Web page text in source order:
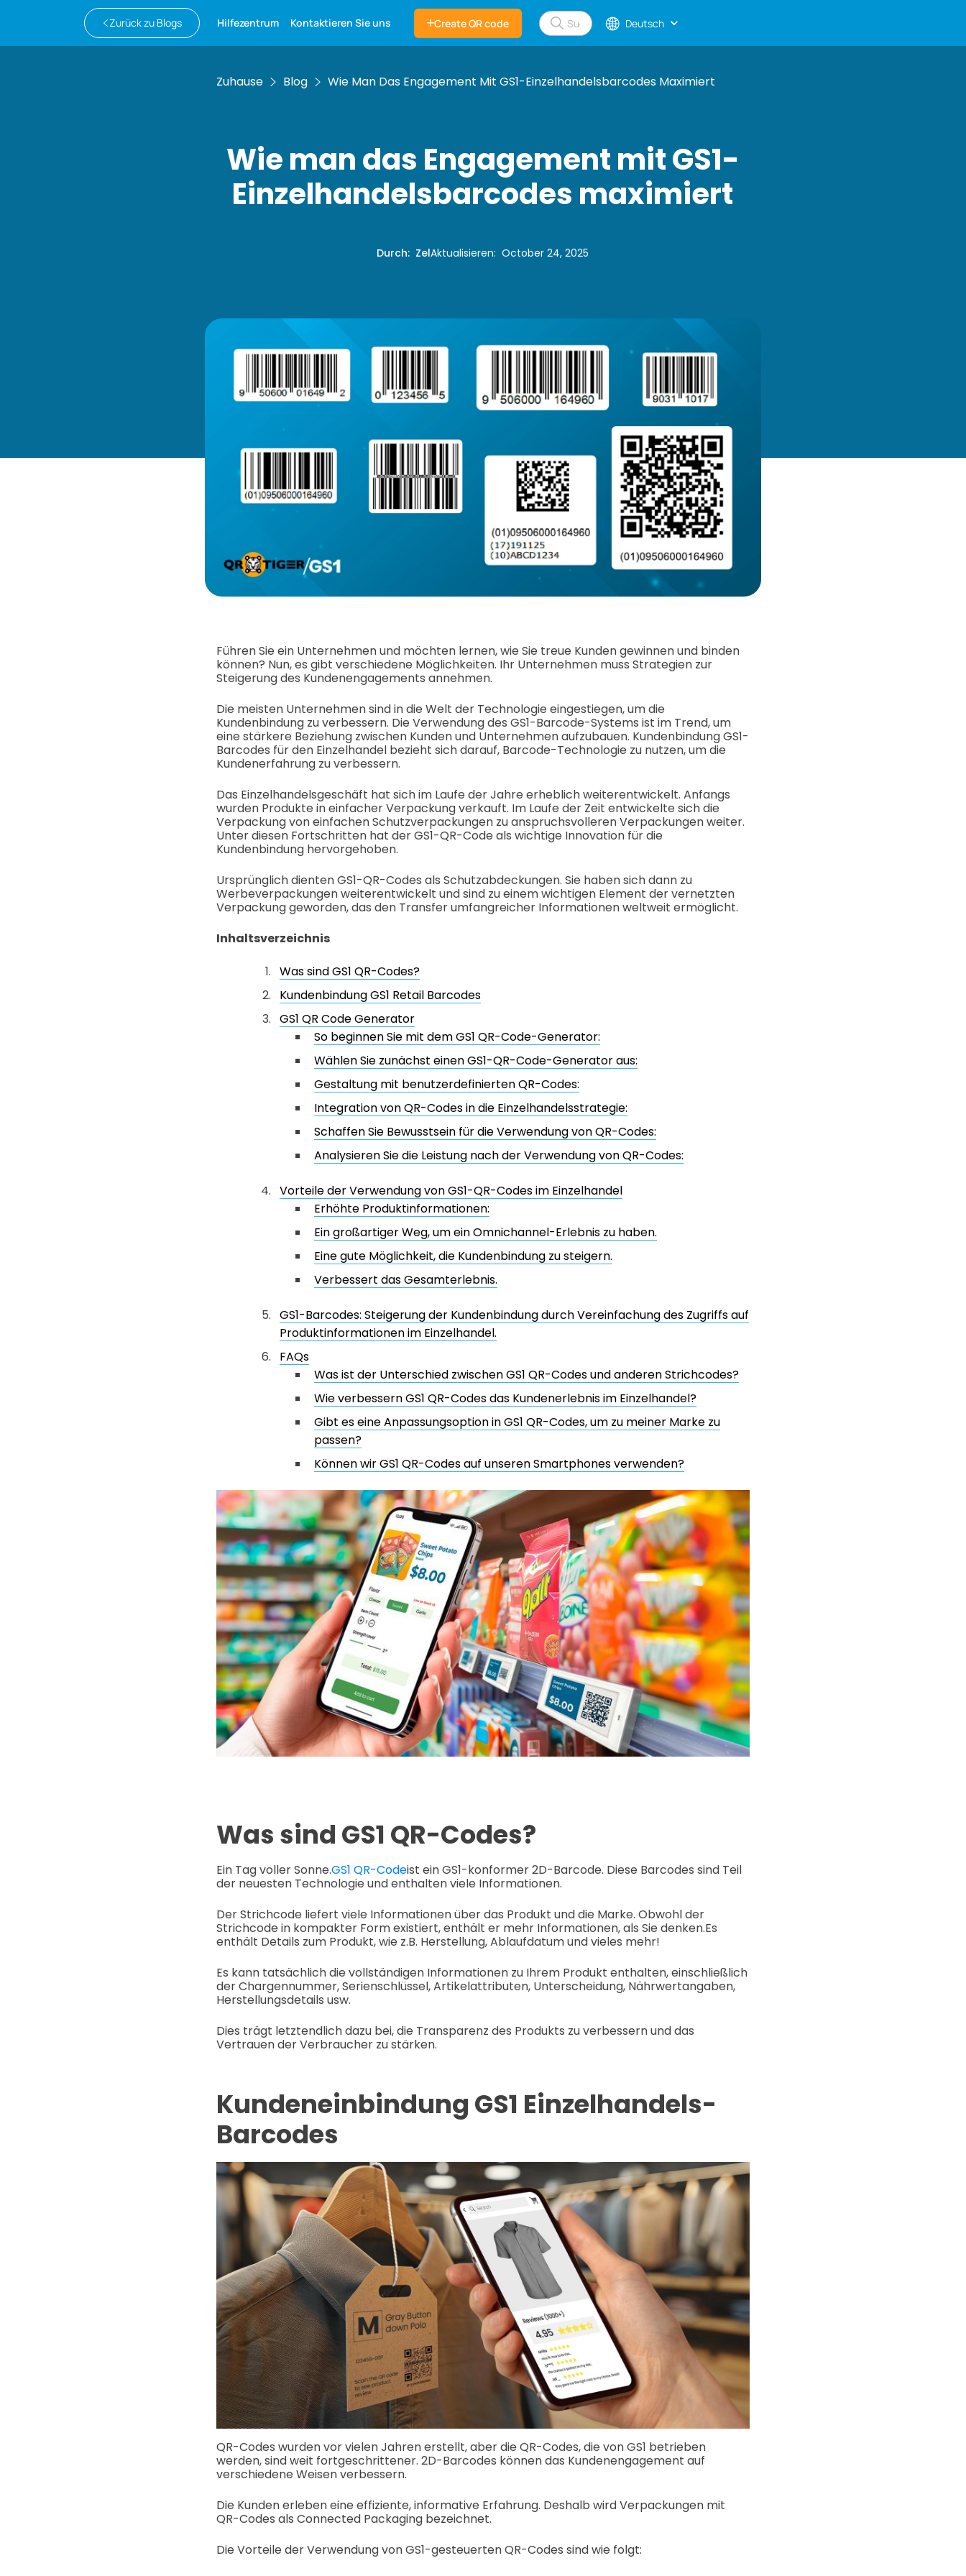
Zurück zu Blogs Hilfezentrum Kontaktieren Sie uns Create QR code Deutsch
Zuhause Blog Wie Man Das Engagement Mit GS1-Einzelhandelsbarcodes Maximiert
Wie man das Engagement mit GS1-
Einzelhandelsbarcodes maximiert
Durch: ZelAktualisieren:October 24, 2025
Führen Sie ein Unternehmen und möchten lernen, wie Sie treue Kunden gewinnen und binden
können? Nun, es gibt verschiedene Möglichkeiten. Ihr Unternehmen muss Strategien zur
Steigerung des Kundenengagements annehmen.
Die meisten Unternehmen sind in die Welt der Technologie eingestiegen, um die
Kundenbindung zu verbessern. Die Verwendung des GS1-Barcode-Systems ist im Trend, um
eine stärkere Beziehung zwischen Kunden und Unternehmen aufzubauen. Kundenbindung GS1-
Barcodes für den Einzelhandel bezieht sich darauf, Barcode-Technologie zu nutzen, um die
Kundenerfahrung zu verbessern.
Das Einzelhandelsgeschäft hat sich im Laufe der Jahre erheblich weiterentwickelt. Anfangs
wurden Produkte in einfacher Verpackung verkauft. Im Laufe der Zeit entwickelte sich die
Verpackung von einfachen Schutzverpackungen zu anspruchsvolleren Verpackungen weiter.
Unter diesen Fortschritten hat der GS1-QR-Code als wichtige Innovation für die
Kundenbindung hervorgehoben.
Ursprünglich dienten GS1-QR-Codes als Schutzabdeckungen. Sie haben sich dann zu
Werbeverpackungen weiterentwickelt und sind zu einem wichtigen Element der vernetzten
Verpackung geworden, das den Transfer umfangreicher Informationen weltweit ermöglicht.
Inhaltsverzeichnis
Was sind GS1 QR-Codes?
Kundenbindung GS1 Retail Barcodes
GS1 QR Code Generator
So beginnen Sie mit dem GS1 QR-Code-Generator:
Wählen Sie zunächst einen GS1-QR-Code-Generator aus:
Gestaltung mit benutzerdefinierten QR-Codes:
Integration von QR-Codes in die Einzelhandelsstrategie:
Schaffen Sie Bewusstsein für die Verwendung von QR-Codes:
Analysieren Sie die Leistung nach der Verwendung von QR-Codes:
Vorteile der Verwendung von GS1-QR-Codes im Einzelhandel
Erhöhte Produktinformationen:
Ein großartiger Weg, um ein Omnichannel-Erlebnis zu haben.
Eine gute Möglichkeit, die Kundenbindung zu steigern.
Verbessert das Gesamterlebnis.
GS1-Barcodes: Steigerung der Kundenbindung durch Vereinfachung des Zugriffs auf
Produktinformationen im Einzelhandel.
FAQs
Was ist der Unterschied zwischen GS1 QR-Codes und anderen Strichcodes?
Wie verbessern GS1 QR-Codes das Kundenerlebnis im Einzelhandel?
Gibt es eine Anpassungsoption in GS1 QR-Codes, um zu meiner Marke zu
passen?
Können wir GS1 QR-Codes auf unseren Smartphones verwenden?
Was sind GS1 QR-Codes?
Ein Tag voller Sonne.GS1 QR-Codeist ein GS1-konformer 2D-Barcode. Diese Barcodes sind Teil
der neuesten Technologie und enthalten viele Informationen.
Der Strichcode liefert viele Informationen über das Produkt und die Marke. Obwohl der
Strichcode in kompakter Form existiert, enthält er mehr Informationen, als Sie denken.Es
enthält Details zum Produkt, wie z.B. Herstellung, Ablaufdatum und vieles mehr!
Es kann tatsächlich die vollständigen Informationen zu Ihrem Produkt enthalten, einschließlich
der Chargennummer, Serienschlüssel, Artikelattributen, Unterscheidung, Nährwertangaben,
Herstellungsdetails usw.
Dies trägt letztendlich dazu bei, die Transparenz des Produkts zu verbessern und das
Vertrauen der Verbraucher zu stärken.
Kundeneinbindung GS1 Einzelhandels-
Barcodes
QR-Codes wurden vor vielen Jahren erstellt, aber die QR-Codes, die von GS1 betrieben
werden, sind weit fortgeschrittener. 2D-Barcodes können das Kundenengagement auf
verschiedene Weisen verbessern.
Die Kunden erleben eine effiziente, informative Erfahrung. Deshalb wird Verpackungen mit
QR-Codes als Connected Packaging bezeichnet.
Die Vorteile der Verwendung von GS1-gesteuerten QR-Codes sind wie folgt: